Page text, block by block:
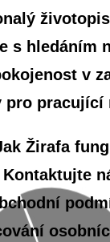
s hledáním
v
pro pracující
Žirafa
Kontaktujte